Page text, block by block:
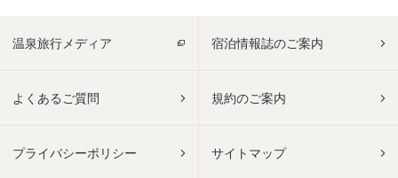
温泉旅行メディア 宿泊情報誌のご案内
よくあるご質問 規約のご案内
プライバシーポリシー サイトマップ